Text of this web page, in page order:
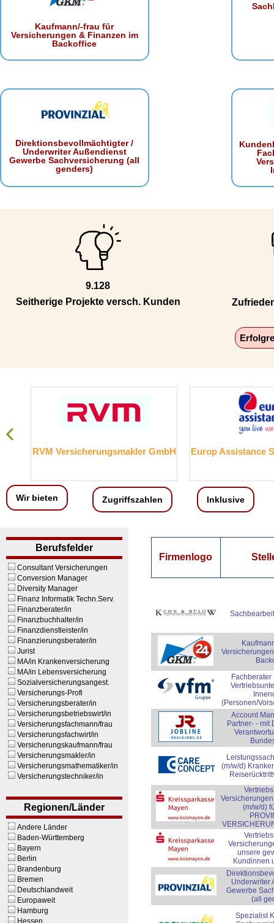
Kaufmann/-frau für
Versicherungen & Finanzen im
Backoffice
Direktionsbevollmächtigter /
Underwriter Außendienst
Gewerbe Sachversicherung (all
genders)
9.128
Seitherige Projekte versch. Kunden
RVM Versicherungsmakler GmbH Europ Assistance
Wir bieten Zugriffszahlen Inklusive
Berufsfelder
Consultant Versicherungen
Conversion Manager
Diversity Manager
Finanz Informatik Techn.Serv.
Finanzberater/in
Finanzbuchhalter/in
Finanzdienstleister/in
Finanzierungsberater/in
Jurist
MA/in Krankenversicherung
MA/in Lebensversicherung
Sozialversicherungsangest.
Versicherungs-Profi
Versicherungsberater/in
Versicherungsbetriebswirt/in
Versicherungsfachmann/frau
Versicherungsfachwirt/in
Versicherungskaufmann/frau
Versicherungsmakler/in
Versicherungsmathematiker/in
Versicherungstechniker/in
Regionen/Länder
Andere Länder
Baden-Württemberg
Bayern
Berlin
Brandenburg
Bremen
Deutschlandweit
Europaweit
Hamburg
Hessen
Firmenlogo
Fachberater
(Personen/
Account
Partner- - mit
(m/w/d)
(m/w/d)
unsere
Kundinnen
Underwriter
Gewerbe
(all
Spezialist